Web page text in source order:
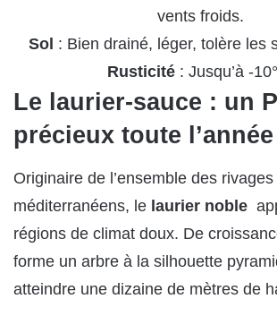
vents froids.
Sol : Bien drainé, léger, tolère les
Rusticité: Jusqu’à -
Le laurier-sauce : un
précieux toute l’année
Originaire de l’ensemble des rivages
méditerranéens, le laurier noble
régions de climat doux. De
forme un arbre à la silhouette
atteindre une dizaine de mètres de